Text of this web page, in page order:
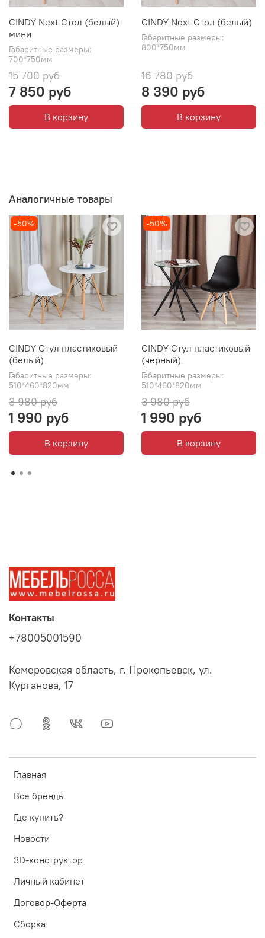
CINDY Next Стол (белый)
мини
Габаритные размеры:
700*750мм
15 700 руб
7 850 руб
В корзину
CINDY Next Стол (белый)
Габаритные размеры:
800*750мм
16 780 руб
8 390 руб
В корзину
Аналогичные товары
-50%
CINDY Стул пластиковый
(белый)
Габаритные размеры:
510*460*820мм
3 980 руб
1 990 руб
В корзину
-50%
CINDY Стул пластиковый
(черный)
Габаритные размеры:
510*460*820мм
3 980 руб
1 990 руб
В корзину
Главная
Все бренды
Где купить?
Новости
3D-конструктор
Личный кабинет
Договор-Оферта
Сборка
Контакты
+78005001590
Кемеровская область, г. Прокопьевск, ул.
Курганова, 17